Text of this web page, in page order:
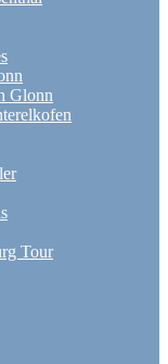
Glonn
Tour